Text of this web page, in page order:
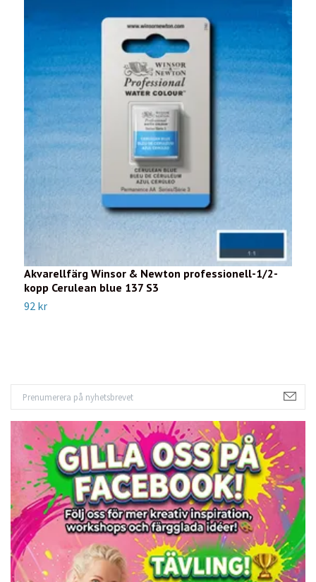
Akvarellfärg Winsor & Newton professionell-1/2-
kopp Cerulean blue 137 S3
92 kr